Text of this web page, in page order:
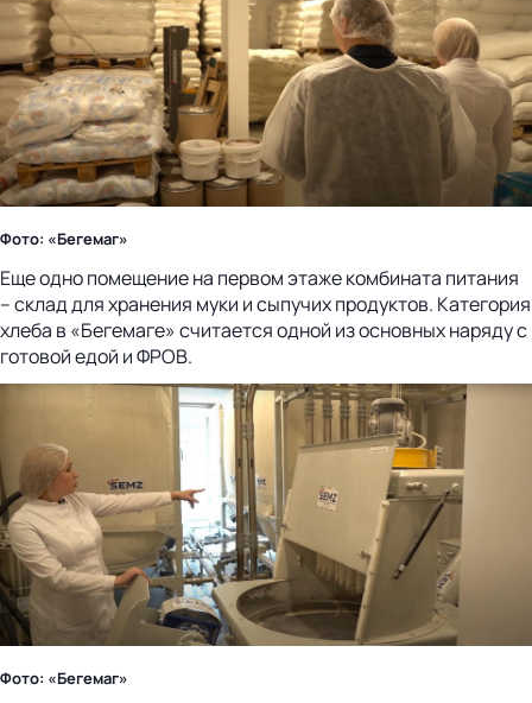
Фото: «Бегемаг»
Еще одно помещение на первом этаже комбината питания
– склад для хранения муки и сыпучих продуктов. Категория
хлеба в «Бегемаге» считается одной из основных наряду с
готовой едой и ФРОВ.
Фото: «Бегемаг»